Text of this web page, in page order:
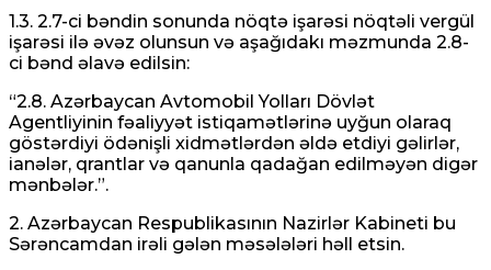
1.3. 2.7-ci bəndin sonunda nöqtə işarəsi nöqtəli vergül
işarəsi ilə əvəz olunsun və aşağıdakı məzmunda 2.8-
ci bənd əlavə edilsin:
“2.8. Azərbaycan Avtomobil Yolları Dövlət
Agentliyinin fəaliyyət istiqamətlərinə uyğun olaraq
göstərdiyi ödənişli xidmətlərdən əldə etdiyi gəlirlər,
ianələr, qrantlar və qanunla qadağan edilməyən digər
mənbələr.”.
2. Azərbaycan Respublikasının Nazirlər Kabineti bu
Sərəncamdan irəli gələn məsələləri həll etsin.